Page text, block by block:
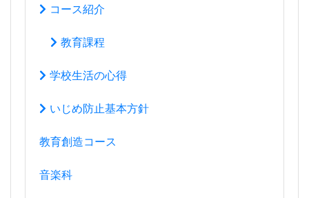
コース紹介
教育課程
学校生活の心得
いじめ防止基本方針
教育創造コース
音楽科